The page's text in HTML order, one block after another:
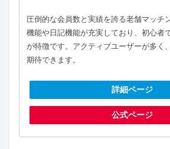
圧倒的な会員数と実績を誇る老舗マッチ
機能や日記機能が充実しており、初心者
が特徴です。アクティブユーザーが多く
期待できます。
詳細ページ
公式ページ